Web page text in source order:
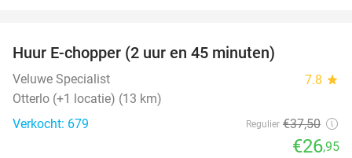
Huur E-chopper (2 uur en 45 minuten)
Veluwe Specialist 7.8 star
Otterlo (+1 locatie) (13 km)
Verkocht: 679
Regulier €37,50
€26,95